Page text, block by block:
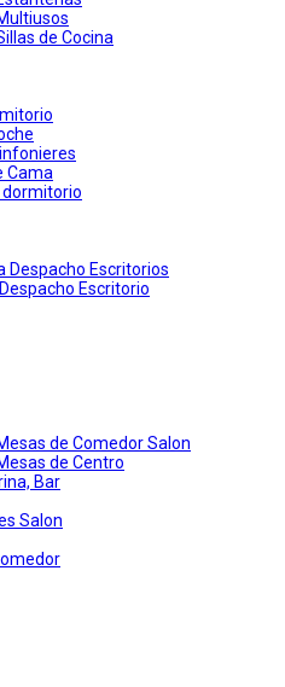
de Cocina
Cama
Despacho Escritorios
Escritorio
de Comedor Salon
de Centro
Bar
Salon